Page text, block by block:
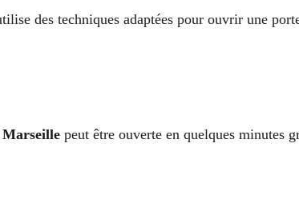
des techniques adaptées pour ouvrir une
Marseille peut être ouverte en quelques minutes